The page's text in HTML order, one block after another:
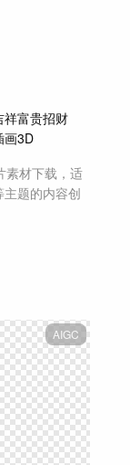
祥富贵招财
画3D
素材下载，适
主题的内容创
AIGC